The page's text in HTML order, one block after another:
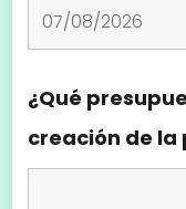
¿Qué
creación de la